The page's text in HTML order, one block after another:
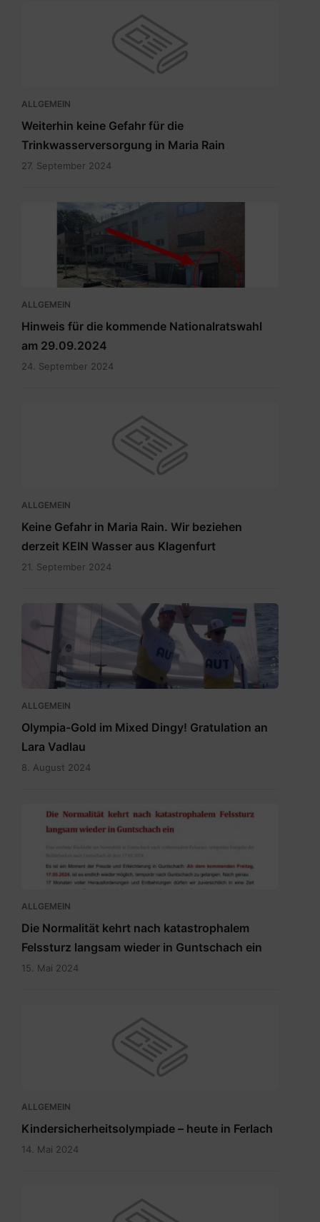
ALLGEMEIN
Weiterhin keine Gefahr für die
Trinkwasserversorgung in Maria Rain
27. September 2024
Eingang
Wahllokal.pdf
ALLGEMEIN
Hinweis für die kommende Nationalratswahl
am 29.09.2024
24. September 2024
ALLGEMEIN
Keine Gefahr in Maria Rain. Wir beziehen
derzeit KEIN Wasser aus Klagenfurt
21. September 2024
Siegerpose.png
ALLGEMEIN
Olympia-Gold im Mixed Dingy! Gratulation an
Lara Vadlau
8. August 2024
20240515
Newsletter
Befahrbarkeit
15.5.2024.pdf
ALLGEMEIN
Die Normalität kehrt nach katastrophalem
Felssturz langsam wieder in Guntschach ein
15. Mai 2024
ALLGEMEIN
Kindersicherheitsolympiade – heute in Ferlach
14. Mai 2024